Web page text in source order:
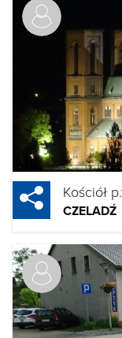
Kościół
CZELADŹ